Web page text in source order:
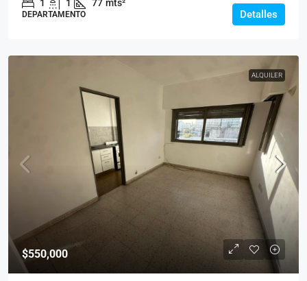
1 1 77 mts²
DEPARTAMENTO Detalles
ALQUILER
$550,000